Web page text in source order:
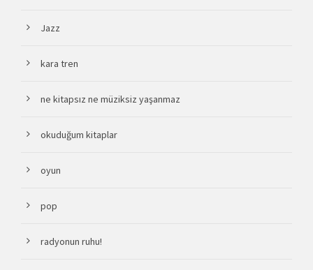
Jazz
kara tren
ne kitapsız ne müziksiz yaşanmaz
okuduğum kitaplar
oyun
pop
radyonun ruhu!